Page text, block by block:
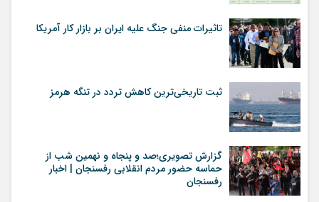
تاثیرات منفی جنگ علیه ایران بر بازار کار آمریکا
ثبت تاریخی‌ترین کاهش تردد در تنگه هرمز
گزارش تصویری؛صد و پنجاه و نهمین شب از
حماسه حضور مردم انقلابی رفسنجان | اخبار
رفسنجان